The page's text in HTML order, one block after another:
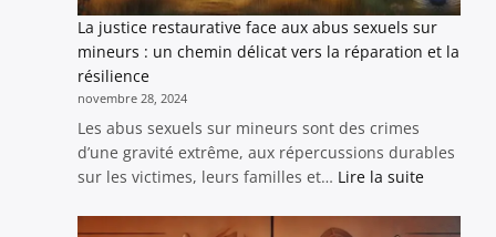
La justice restaurative face aux abus sexuels sur
mineurs : un chemin délicat vers la réparation et la
résilience
novembre 28, 2024
Les abus sexuels sur mineurs sont des crimes
d’une gravité extrême, aux répercussions durables
sur les victimes, leurs familles et… Lire la suite: